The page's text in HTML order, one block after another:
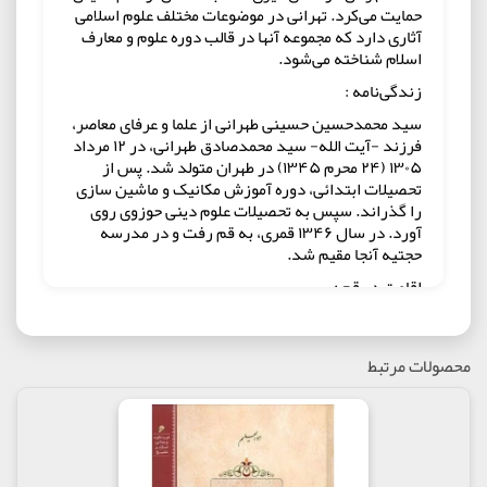
حمایت می‌کرد. تهرانی در موضوعات مختلف علوم اسلامی
آثاری دارد که مجموعه آنها در قالب دوره علوم و معارف
اسلام شناخته می‌شود.
زندگی‌نامه :
سید محمدحسین حسینی طهرانی از علما و عرفای معاصر،
فرزند -آیت الله- سید محمدصادق طهرانی، در ۱۲ مرداد
۱۳۰۵ (۲۴ محرم ۱۳۴۵) در طهران متولد شد. پس از
تحصیلات ابتدائی، دوره آموزش مکانیک و ماشین سازی
را گذراند. سپس به تحصیلات علوم دینی حوزوی روی
آورد. در سال ۱۳۴۶ قمری، به قم رفت و در مدرسه
حجتیه آنجا مقیم شد.
اقامت در قم :
پیوست و در سطوح مختلف علمی و مجاهدات عملی در طی
مدت ۷ سال از استادان آنجا، بهره‌های علمی فراوانی برد
و در همین مدت به درجه اجتهاد نائل آمد و از دیدگاه
عرفانی نیز مراتب توحید و تجرد را درنوردید بطوری‌که
علامه طباطبایی بسیار به وی عشق می‌ورزید، اوج این
علاقهٔ قلبی در پاسخ نامهٔ علامه طباطبایی به وی که در
خصوص هجرت به نجف استجازه کرده بودند منعکس
محصولات مرتبط